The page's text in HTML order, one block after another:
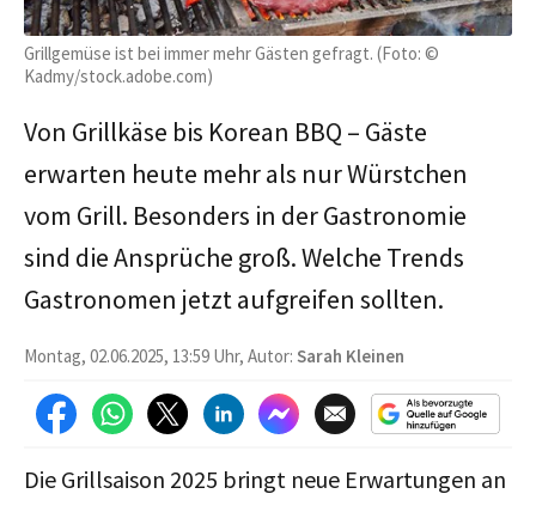
Grillgemüse ist bei immer mehr Gästen gefragt. (Foto: ©
Kadmy/stock.adobe.com)
Von Grillkäse bis Korean BBQ – Gäste
erwarten heute mehr als nur Würstchen
vom Grill. Besonders in der Gastronomie
sind die Ansprüche groß. Welche Trends
Gastronomen jetzt aufgreifen sollten.
Montag, 02.06.2025, 13:59 Uhr, Autor: Sarah Kleinen
Die Grillsaison 2025 bringt neue Erwartungen an